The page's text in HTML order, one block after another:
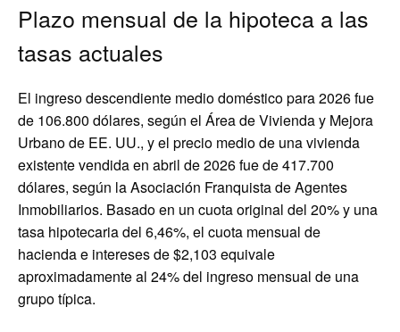
Plazo mensual de la hipoteca a las
tasas actuales
El ingreso descendiente medio doméstico para 2026 fue
de 106.800 dólares, según el Área de Vivienda y Mejora
Urbano de EE. UU., y el precio medio de una vivienda
existente vendida en abril de 2026 fue de 417.700
dólares, según la Asociación Franquista de Agentes
Inmobiliarios. Basado en un cuota original del 20% y una
tasa hipotecaria del 6,46%, el cuota mensual de
hacienda e intereses de $2,103 equivale
aproximadamente al 24% del ingreso mensual de una
grupo típica.